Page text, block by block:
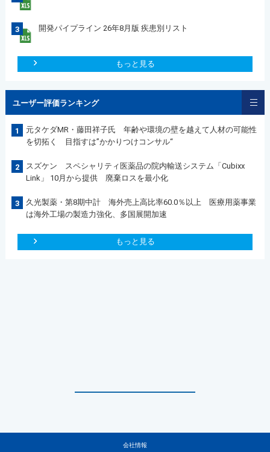
3 開発パイプライン 26年8月版 疾患別リスト
もっと見る
ユーザー評価ランキング
1
元タケダMR・藤田祥子氏 年齢や環境の壁を越えて人材の可能性
を切拓く 目指すは”かかりつけコンサル“
2
スズケン スペシャリティ医薬品の院内輸送システム「Cubixx
Link」 10月から提供 廃棄ロスを最小化
3
久光製薬・第8期中計 海外売上高比率60.0％以上 医療用薬事業
は海外工場の製造力強化、多国展開加速
もっと見る
会社情報